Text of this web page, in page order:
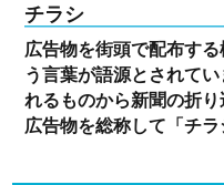
チラシ
広告物を街頭で配布す
う言葉が語源とされて
れるものから新聞の折
広告物を総称して「チラ